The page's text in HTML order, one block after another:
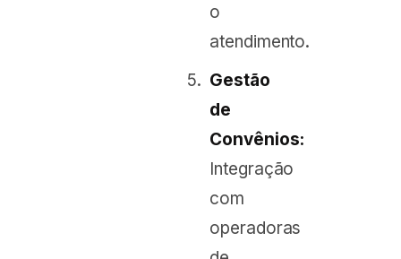
o
atendimento.
Gestão
de
Convênios:
Integração
com
operadoras